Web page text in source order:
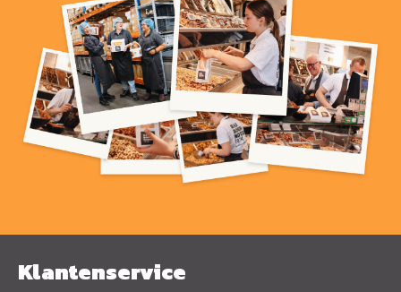
Klantenservice